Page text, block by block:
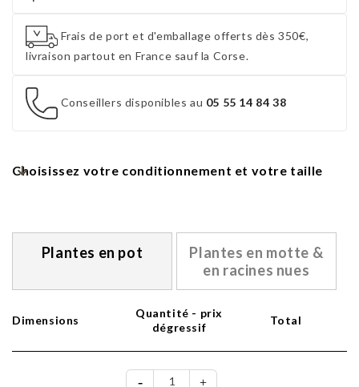
Frais de port et d'emballage offerts dès 350€,
livraison partout en France sauf la Corse.
Conseillers disponibles au 05 55 14 84 38
Choisissez votre conditionnement et votre taille
Plantes en pot
Plantes en motte &
en racines nues
Dimensions
Quantité - prix
dégressif
Total